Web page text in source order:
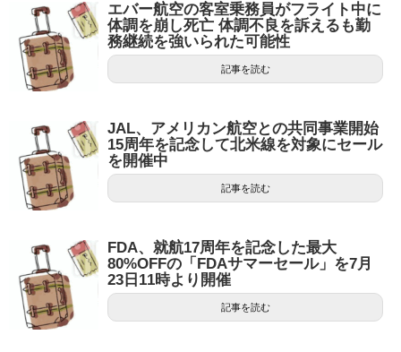
エバー航空の客室乗務員がフライト中に
体調を崩し死亡 体調不良を訴えるも勤
務継続を強いられた可能性
記事を読む
JAL、アメリカン航空との共同事業開始
15周年を記念して北米線を対象にセール
を開催中
記事を読む
FDA、就航17周年を記念した最大
80%OFFの「FDAサマーセール」を7月
23日11時より開催
記事を読む